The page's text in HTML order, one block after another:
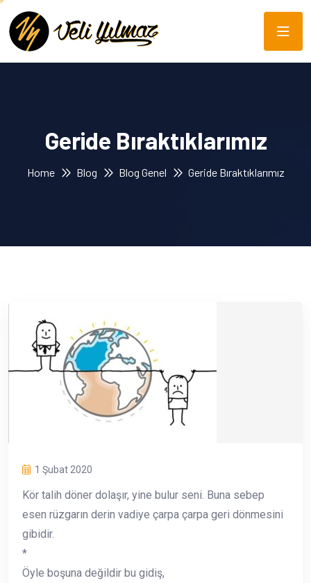
Geride Bıraktıklarımız
Home Blog Blog Genel Geride Bıraktıklarımız
1 Şubat 2020
Kör talih döner dolaşır, yine bulur seni. Buna sebep
esen rüzgarın derin vadiye çarpa çarpa geri dönmesini
gibidir.
*
Öyle boşuna değildir bu gidiş,